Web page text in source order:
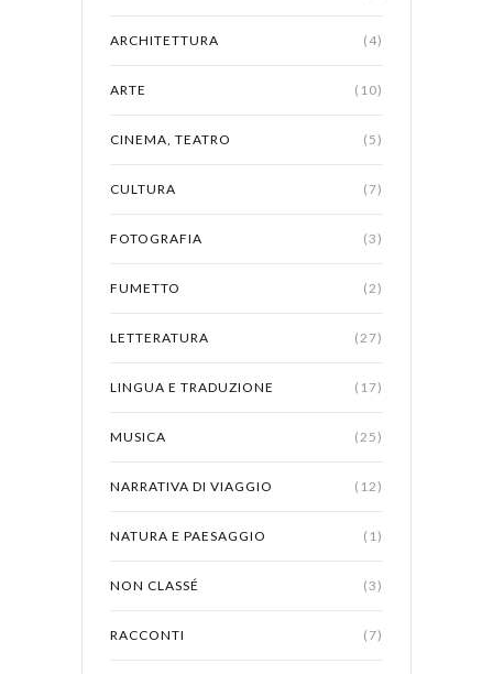
ARCHITETTURA (4)
ARTE (10)
CINEMA, TEATRO (5)
CULTURA (7)
FOTOGRAFIA (3)
FUMETTO (2)
LETTERATURA (27)
LINGUA E TRADUZIONE (17)
MUSICA (25)
NARRATIVA DI VIAGGIO (12)
NATURA E PAESAGGIO (1)
NON CLASSÉ (3)
RACCONTI (7)